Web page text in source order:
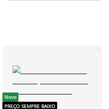
Novo
PREÇO SEMPRE BAIXO